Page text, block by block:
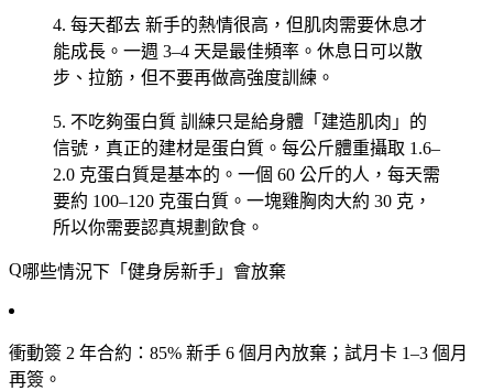
4. 每天都去 新手的熱情很高，但肌肉需要休息才
能成長。一週 3–4 天是最佳頻率。休息日可以散
步、拉筋，但不要再做高強度訓練。
5. 不吃夠蛋白質 訓練只是給身體「建造肌肉」的
信號，真正的建材是蛋白質。每公斤體重攝取 1.6–
2.0 克蛋白質是基本的。一個 60 公斤的人，每天需
要約 100–120 克蛋白質。一塊雞胸肉大約 30 克，
所以你需要認真規劃飲食。
哪些情況下「健身房新手」會放棄
衝動簽 2 年合約 ：85% 新手 6 個月內放棄；試月卡 1–3 個月
再簽。